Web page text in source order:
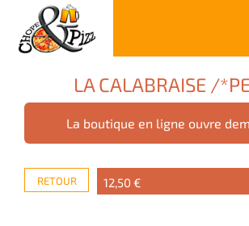
LA CALABRAISE /
La boutique en ligne ouvre
RETOUR 12,50 €